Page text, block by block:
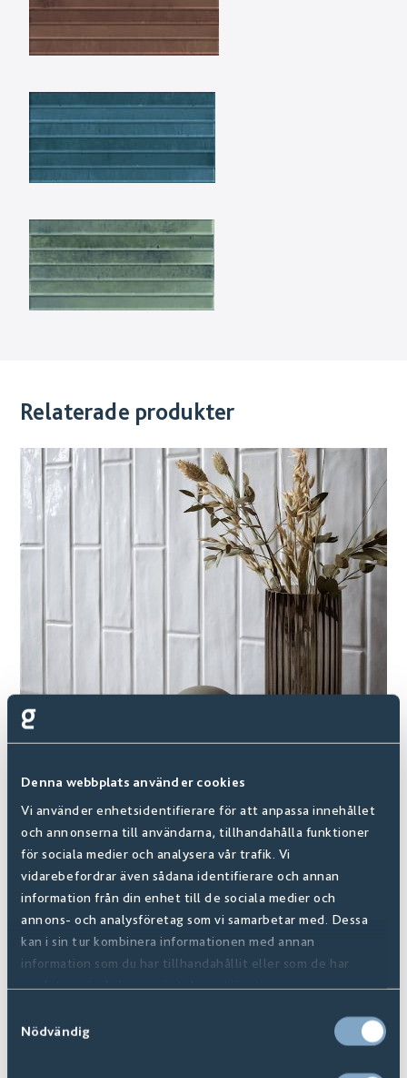
Denna webbplats använder cookies
Vi använder enhetsidentifierare för att anpassa innehållet
och annonserna till användarna, tillhandahålla funktioner
för sociala medier och analysera vår trafik. Vi
vidarebefordrar även sådana identifierare och annan
information från din enhet till de sociala medier och
annons- och analysföretag som vi samarbetar med. Dessa
kan i sin tur kombinera informationen med annan
information som du har tillhandahållit eller som de har
samlat in när du har använt deras tjänster.
Nödvändig
Relaterade produkter
Finns i6+ Varianter